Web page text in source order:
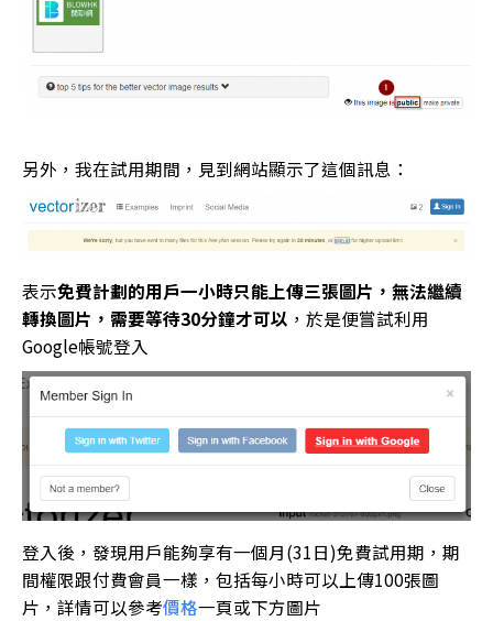
另外，我在試用期間，見到網站顯示了這個訊息：
表示免費計劃的用戶一小時只能上傳三張圖片，無法繼續
轉換圖片，需要等待30分鐘才可以 ，於是便嘗試利用
Google帳號登入
登入後，發現用戶能夠享有一個月(31日)免費試用期，期
間權限跟付費會員一樣，包括每小時可以上傳100張圖
片，詳情可以參考價格一頁或下方圖片